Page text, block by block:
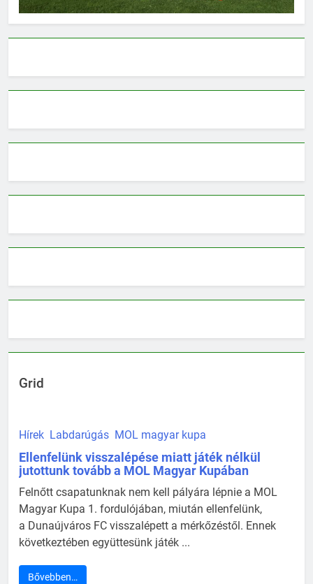
Grid
Hírek Labdarúgás MOL magyar kupa
Ellenfelünk visszalépése miatt játék nélkül
jutottunk tovább a MOL Magyar Kupában
Felnőtt csapatunknak nem kell pályára lépnie a MOL
Magyar Kupa 1. fordulójában, miután ellenfelünk,
a Dunaújváros FC visszalépett a mérkőzéstől. Ennek
következtében együttesünk játék ...
Bővebben…